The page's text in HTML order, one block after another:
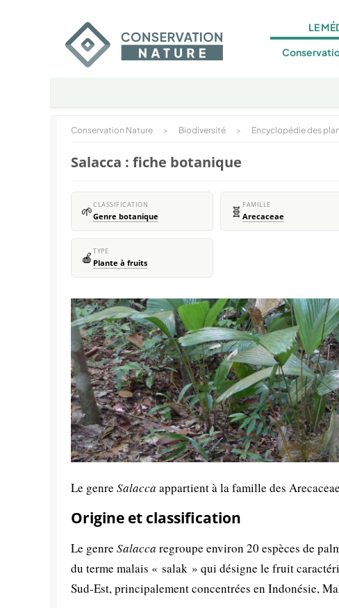
LE
Conservation Nature > Biodiversité > Encyclopédie des
Salacca : fiche botanique
🌱CLASSIFICATION
Genre botanique 🧬 FAMILLE
Arecaceae
🍎 TYPE
Plante à fruits
Le genre Salacca appartient à la famille des Arecaceae
Origine et classification
Le genre Salacca regroupe environ 20 espèces de
du terme malais « salak » qui désigne le fruit
Sud-Est, principalement concentrées en Indonésie,